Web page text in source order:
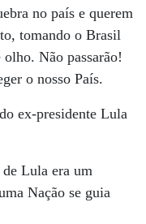
no país e querem
tomando o Brasil
Não passarão!
o nosso País.
ex-presidente Lula
Lula era um
Nação se guia